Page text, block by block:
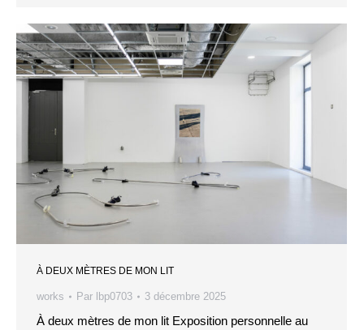
À DEUX MÈTRES DE MON LIT
works Par lbp0703 3 décembre 2025
À deux mètres de mon lit Exposition personnelle au